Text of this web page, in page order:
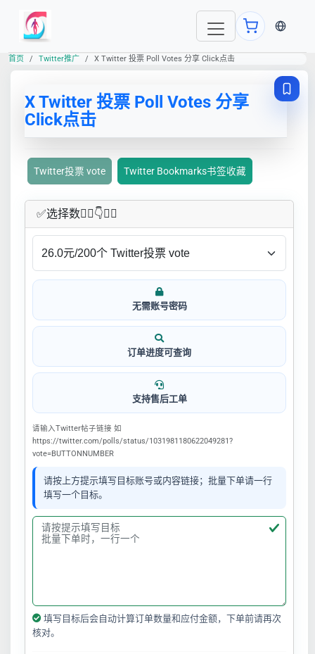
当前语
首页 Twitter推广 X Twitter 投票 Poll Votes 分享 Click点击
X Twitter 投票 Poll Votes 分享
Click点击
Twitter投票 vote Twitter Bookmarks书签收藏
✅​选择数👇🏻​​👇👇🏻​​
无需账号密码
订单进度可查询
支持售后工单
请输入Twitter帖子链接 如
https://twitter.com/polls/status/1031981180622049281?
vote=BUTTONNUMBER
请按上方提示填写目标账号或内容链接；批量下单请一行
填写一个目标。
填写目标后会自动计算订单数量和应付金额，下单前请再次
核对。